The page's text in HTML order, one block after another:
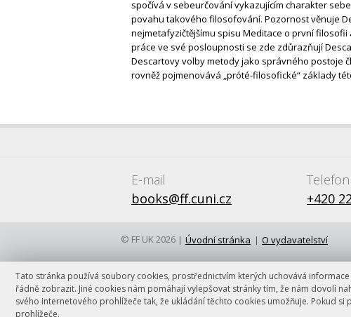
Tato stránka používá soubory cookies, prostřednictvím kterých uchovává
řádně zobrazit. Jiné cookies nám pomáhají vylepšovat stránky tím, že nám dovolí
svého internetového prohlížeče tak, že ukládání těchto cookies umožňuje. Pokud
prohlížeče.
spočívá v sebeurčování vykazujícím charakter
povahu takového filosofování. Pozornost věnuje
nejmetafyzičtějšímu spisu Meditace o první filosofii
práce ve své posloupnosti se zde zdůrazňují
Descartovy volby metody jako správného postoje
rovněž pojmenovává „próté-filosofické“ základy
E-mail
books@ff.cuni.cz
Telefon
+420
© FF UK 2026 Úvodní stránka O vydavatelství